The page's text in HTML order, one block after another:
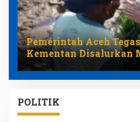
Pemerintah Aceh
Kementan Disalurkan
Pemulihan Pertanian
POLITIK